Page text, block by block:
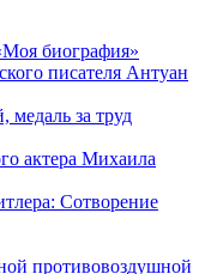
биография»
Злобин
Троцкого
писателя Антуан
медаль за трудИз
металла
медаль
медаль
актера Михаила
Сотворение
противовоздушной